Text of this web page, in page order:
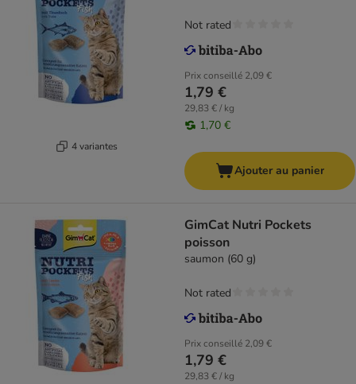
4 variantes
Prix conseillé 2,09 €
1,79 €
29,83 € / kg
1,70 €
Not rated
Ajouter au panier
GimCat Nutri Pockets
poisson
saumon (60 g)
Prix conseillé 2,09 €
1,79 €
29,83 € / kg
Not rated